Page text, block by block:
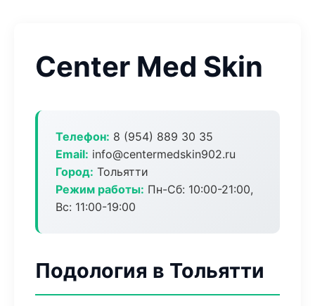
Center Med Skin
Телефон: 8 (954) 889 30 35
Email: info@centermedskin902.ru
Город: Тольятти
Режим работы: Пн-Сб: 10:00-21:00,
Вс: 11:00-19:00
Подология в Тольятти